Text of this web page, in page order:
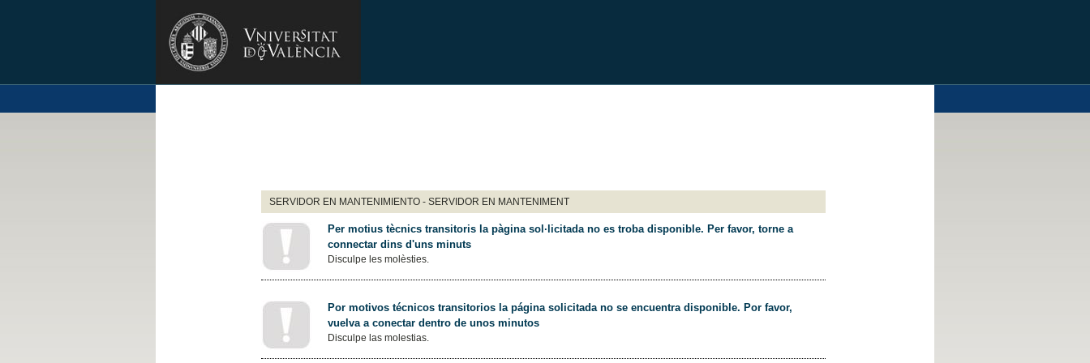
SERVIDOR EN MANTENIMIENTO - SERVIDOR EN MANTENIMENT
Per motius tècnics transitoris la pàgina sol·licitada no es troba disponible. Per favor, torne a
connectar dins d'uns minuts
Disculpe les molèsties.
Por motivos técnicos transitorios la página solicitada no se encuentra disponible. Por favor,
vuelva a conectar dentro de unos minutos
Disculpe las molestias.